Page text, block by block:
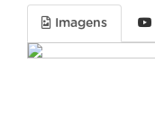
Imagens